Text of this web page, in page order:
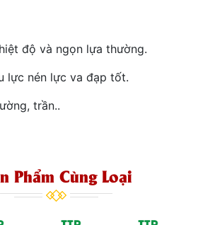
độ và ngọn lựa thường.
lực nén lực va đạp tốt.
trần..
Phẩm Cùng Loại